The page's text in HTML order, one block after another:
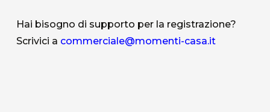
Hai bisogno di supporto per la registrazione?
Scrivici a commerciale@momenti-casa.it